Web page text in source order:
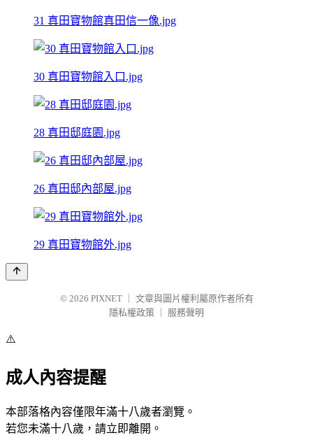
31 真田寶物館真田信一像.jpg
30 真田寶物館入口.jpg
28 真田邸庭園.jpg
26 真田邸內部屋.jpg
29 真田寶物館外.jpg
© 2026 PIXNET
文章與圖片權利屬原作者所有
隱私權政策
服務聲明
⚠️
成人內容提醒
本部落格內容僅限年滿十八歲者瀏覽。
若您未滿十八歲，請立即離開。